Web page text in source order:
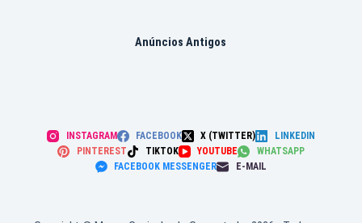
Anúncios Antigos
INSTAGRAM FACEBOOK X (TWITTER)
LINKEDIN
PINTEREST
TIKTOK YOUTUBE
WHATSAPP
FACEBOOK MESSENGER
E-MAIL